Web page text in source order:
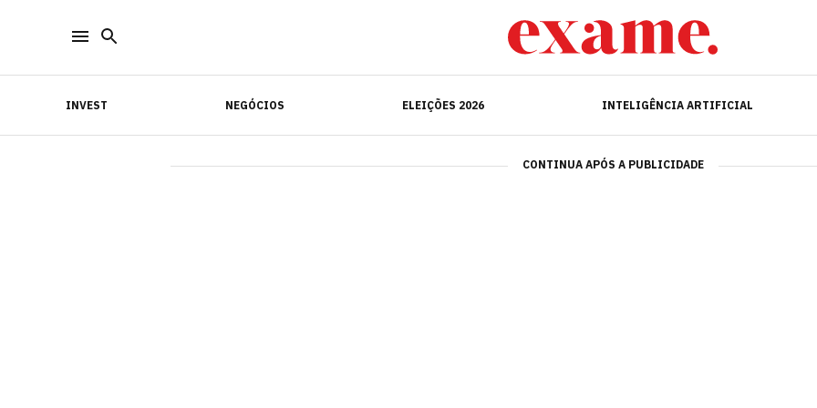
INVEST NEGÓCIOS ELEIÇÕES 2026 INTELIGÊNCIA ARTIFICIAL
INVEST INTELIGÊNCIA ARTIFICIAL
CONTINUA APÓS A PUBLICIDADE